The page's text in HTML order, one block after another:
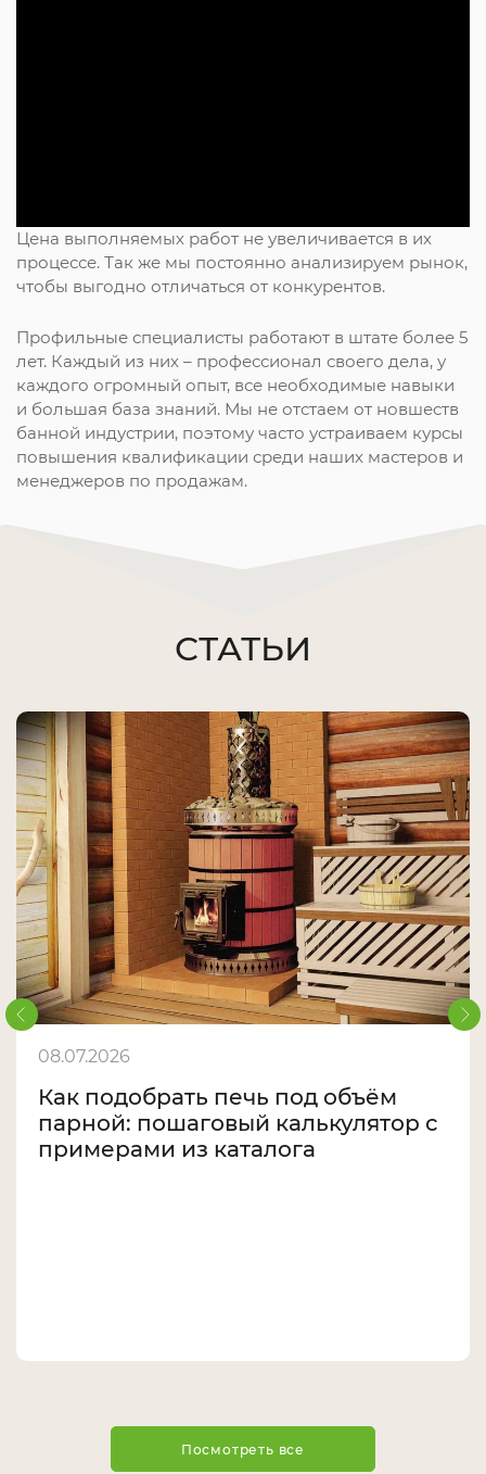
Цена выполняемых работ не увеличивается в их
процессе. Так же мы постоянно анализируем рынок,
чтобы выгодно отличаться от конкурентов.
Профильные специалисты работают в штате более 5
лет. Каждый из них – профессионал своего дела, у
каждого огромный опыт, все необходимые навыки
и большая база знаний. Мы не отстаем от новшеств
банной индустрии, поэтому часто устраиваем курсы
повышения квалификации среди наших мастеров и
менеджеров по продажам.
СТАТЬИ
08.07.2026
Как подобрать печь под объём
парной: пошаговый калькулятор с
примерами из каталога
Посмотреть все